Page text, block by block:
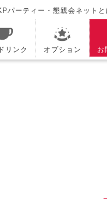
リンク オプション お
パーティー・懇親会ネットと